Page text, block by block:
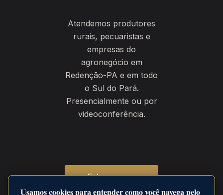
Atendemos produtores
rurais, pecuaristas e
empresas do
agronegócio em
Redenção-PA e em todo
o Sul do Pará.
Presencialmente ou por
videoconferência.
Fale com um
WhatsApp
Usamos cookies para entender como você navega pelo